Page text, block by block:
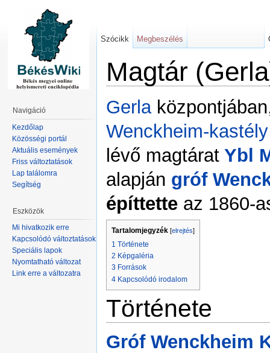
Magtár
Gerla
Wenckheim-kastély
lévő magtárat Ybl
alapján gróf
építtette az 1860-
Tartalomjegyzék [elrejtés]
1 Története
2 Képgaléria
3 Források
4 Kapcsolódó irodalom
Története
Gróf Wenckheim
Szócikk Megbeszélés
Navigáció
Kezdőlap
Közösségi portál
Aktuális események
Friss változtatások
Lap találomra
Segítség
Eszközök
Mi hivatkozik erre
Kapcsolódó változtatások
Speciális lapok
Nyomtatható változat
Link erre a változatra